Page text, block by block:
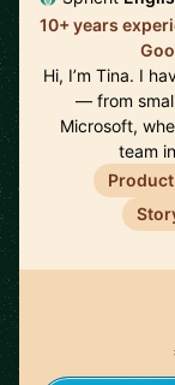
10+ years
Hi, I’m Tina. I
— from
Microsoft,
team